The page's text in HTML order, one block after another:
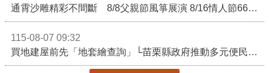
通霄沙雕精彩不間斷 8/8父親節風箏展演 8/16情人節66對浪漫挑戰送好禮
115-08-07 09:32
買地建屋前先「地套繪查詢」└苗栗縣政府推動多元便民諮詢服務